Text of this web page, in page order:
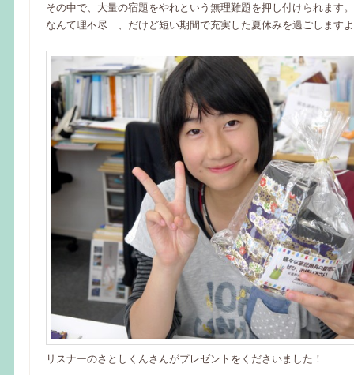
その中で、大量の宿題をやれという無理難題を押し付けられます。
なんて理不尽…、だけど短い期間で充実した夏休みを過ごします
リスナーのさとしくんさんがプレゼントをくださいました！